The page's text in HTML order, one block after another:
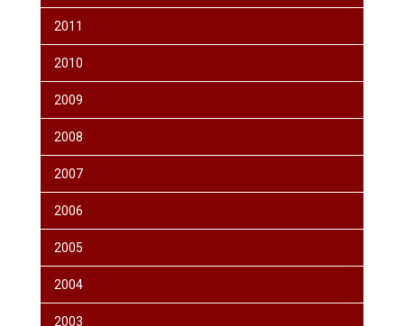
2011
2010
2009
2008
2007
2006
2005
2004
2003